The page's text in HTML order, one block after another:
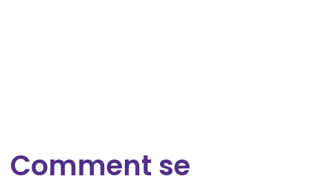
Comment se